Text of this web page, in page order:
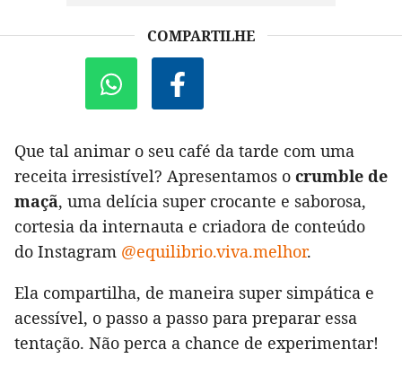
COMPARTILHE
Que tal animar o seu café da tarde com uma
receita irresistível? Apresentamos o crumble de
maçã, uma delícia super crocante e saborosa,
cortesia da internauta e criadora de conteúdo
do Instagram @equilibrio.viva.melhor.
Ela compartilha, de maneira super simpática e
acessível, o passo a passo para preparar essa
tentação. Não perca a chance de experimentar!